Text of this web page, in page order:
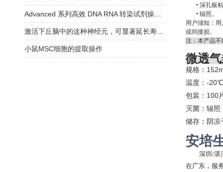
• 深孔板粘
• 辐照。
用户须知：
或间接损。
注：本产品
微透
规格：
温度：-
包装：100
灭菌：辐照
储存：阴凉
安培
深圳 /湛
在广东，服
小鼠MSC细胞的提取操作